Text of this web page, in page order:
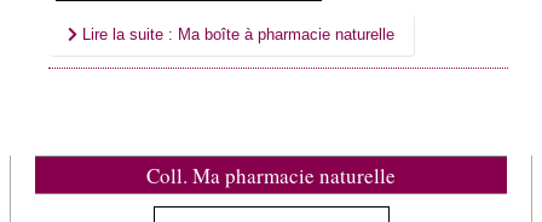
Lire la suite : Ma boîte à pharmacie naturelle
Coll. Ma pharmacie naturelle